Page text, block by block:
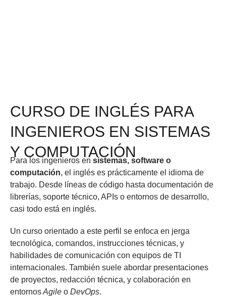
CURSO DE INGLÉS PARA
INGENIEROS EN SISTEMAS
Y COMPUTACIÓN
Para los ingenieros en sistemas, software o
computación, el inglés es prácticamente el idioma de
trabajo. Desde líneas de código hasta documentación de
librerías, soporte técnico, APIs o entornos de desarrollo,
casi todo está en inglés.
Un curso orientado a este perfil se enfoca en jerga
tecnológica, comandos, instrucciones técnicas, y
habilidades de comunicación con equipos de TI
internacionales. También suele abordar presentaciones
de proyectos, redacción técnica, y colaboración en
entornosAgile o DevOps.